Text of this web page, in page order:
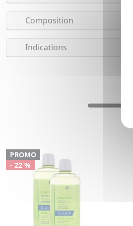
Composition
Indications
PROMO
- 22 %